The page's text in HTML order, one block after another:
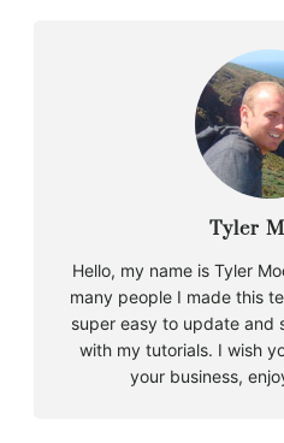
Tyler
Hello, my name is Tyler
many people I made this
super easy to update and
with my tutorials. I wish
your business,